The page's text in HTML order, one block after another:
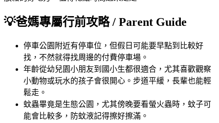
💡爸媽專屬行前攻略 / Parent Guide
停車公園附近有停車位，但假日可能要早點到比較好
找，不然就得找周邊的付費停車場。
年齡從幼兒園小朋友到國小生都很適合，尤其喜歡觀察
小動物或玩水的孩子會很開心。步道平緩，長輩也能輕
鬆走。
蚊蟲畢竟是生態公園，尤其傍晚要看螢火蟲時，蚊子可
能會比較多，防蚊液記得擦好擦滿。